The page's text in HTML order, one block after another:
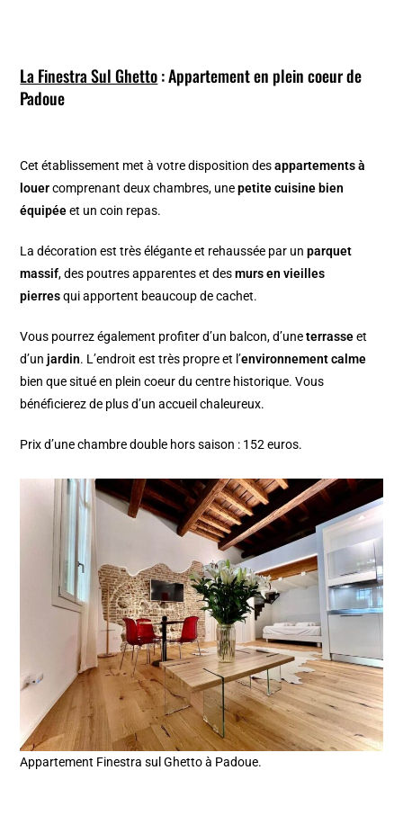
La Finestra Sul Ghetto: Appartement en plein coeur de
Padoue
Cet établissement met à votre disposition desappartements à
louercomprenant deux chambres, unepetite cuisine bien
équipéeet un coin repas.
La décoration est très élégante et rehaussée par unparquet
massif, des poutres apparentes et desmurs en vieilles
pierresqui apportent beaucoup de cachet.
Vous pourrez également profiter d’un balcon, d’uneterrasseet
d’unjardin. L’endroit est très propre et l’environnement calme
bien que situé en plein coeur du centre historique. Vous
bénéficierez de plus d’un accueil chaleureux.
Prix d’une chambre double hors saison : 152 euros.
Appartement Finestra sul Ghetto à Padoue.